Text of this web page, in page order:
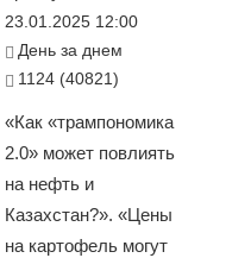
23.01.2025 12:00
День за днем
1124 (40821)
«Как «трампономика
2.0» может повлиять
на нефть и
Казахстан?». «Цены
на картофель могут